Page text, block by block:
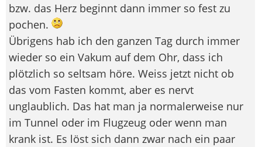
bzw. das Herz beginnt dann immer so fest zu
pochen.
Übrigens hab ich den ganzen Tag durch immer
wieder so ein Vakum auf dem Ohr, dass ich
plötzlich so seltsam höre. Weiss jetzt nicht ob
das vom Fasten kommt, aber es nervt
unglaublich. Das hat man ja normalerweise nur
im Tunnel oder im Flugzeug oder wenn man
krank ist. Es löst sich dann zwar nach ein paar